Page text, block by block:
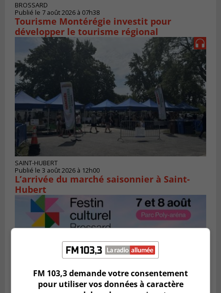
BROSSARD
Publié le 7 août 2026 à 07h38
Tourisme Montérégie investit pour
développer le tourisme régional
SAINT-HUBERT
Publié le 3 août 2026 à 12h00
L’arrivée du marché saisonnier à Saint-
Hubert
FM 103,3 demande votre consentement
pour utiliser vos données à caractère